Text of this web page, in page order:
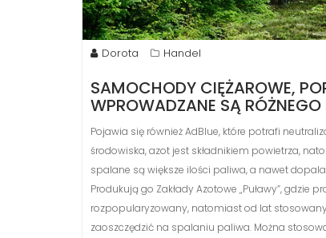
Dorota Handel
SAMOCHODY CIĘŻAROWE,
WPROWADZANE SĄ
Pojawia się również AdBlue, które potrafi
środowiska, azot jest składnikiem powietrza,
spalane są większe ilości paliwa, a nawet
Produkują go Zakłady Azotowe „Puławy”,
rozpopularyzowany, natomiast od lat
zaoszczędzić na spalaniu paliwa. Można